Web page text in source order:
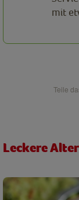
mit
Teile
Leckere